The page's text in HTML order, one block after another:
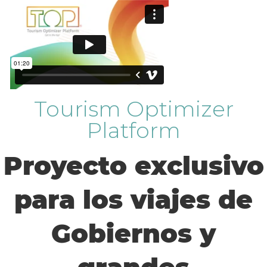
Tourism Optimizer
Platform
Proyecto exclusivo
para los viajes de
Gobiernos y